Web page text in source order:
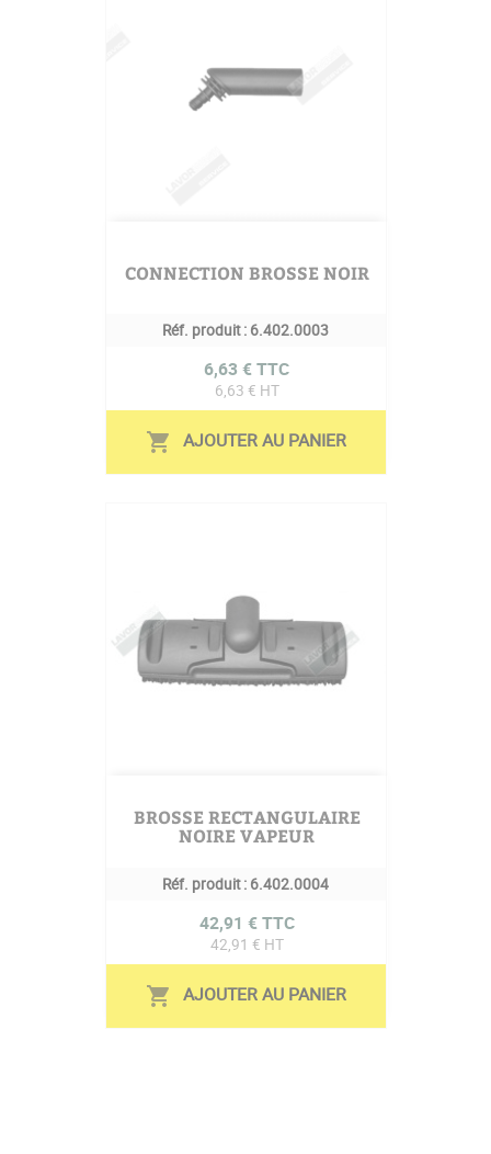
CONNECTION BROSSE NOIR
Réf. produit : 6.402.0003
Prix
6,63 € TTC
6,63 € HT
shopping_cart AJOUTER AU PANIER
BROSSE RECTANGULAIRE
NOIRE VAPEUR
Réf. produit : 6.402.0004
Prix
42,91 € TTC
42,91 € HT
shopping_cart AJOUTER AU PANIER